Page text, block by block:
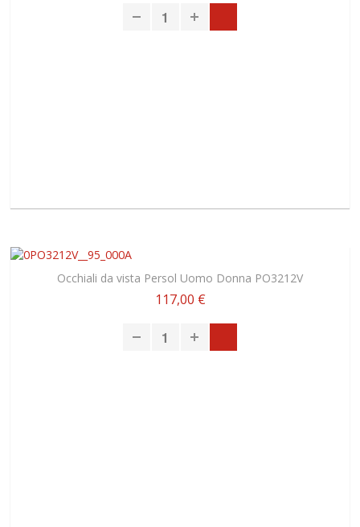
Occhiali da vista Persol Uomo Donna PO3212V
117,00 €